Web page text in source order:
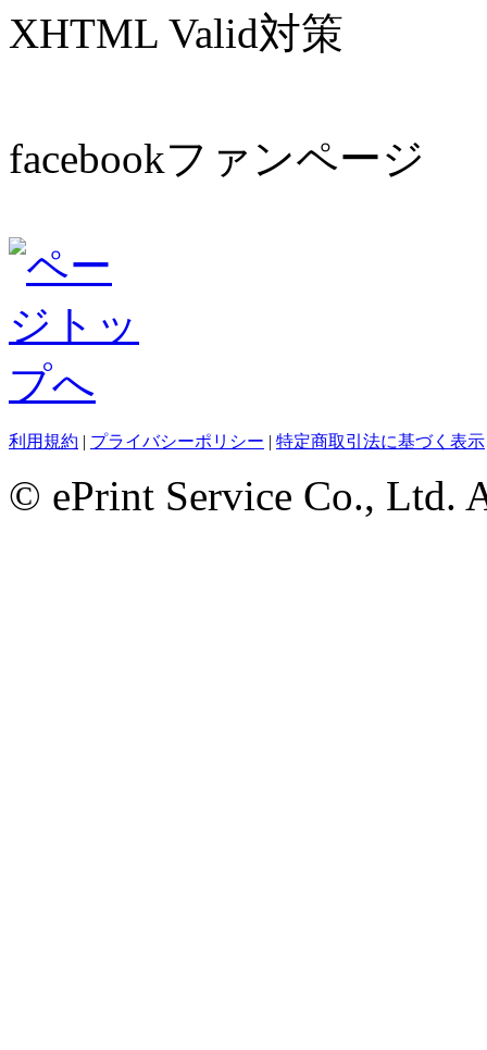
XHTML Valid対策
facebookファンページ
利用規約 | プライバシーポリシー | 特定商取引法に基づく表示
© ePrint Service Co., Ltd.